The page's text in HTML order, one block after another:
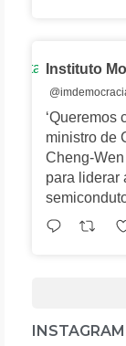
Avatar Instituto
‘Queremos
ministro de
Cheng-
para liderar
INSTAGRAM